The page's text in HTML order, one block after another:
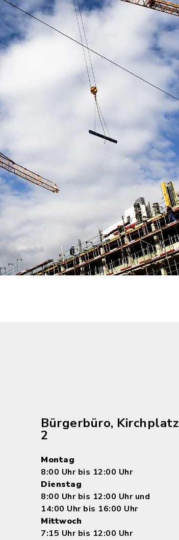
Bürgerbüro, Kirchplatz
2
Montag
8:00 Uhr bis 12:00 Uhr
Dienstag
8:00 Uhr bis 12:00 Uhr und
14:00 Uhr bis 16:00 Uhr
Mittwoch
7:15 Uhr bis 12:00 Uhr